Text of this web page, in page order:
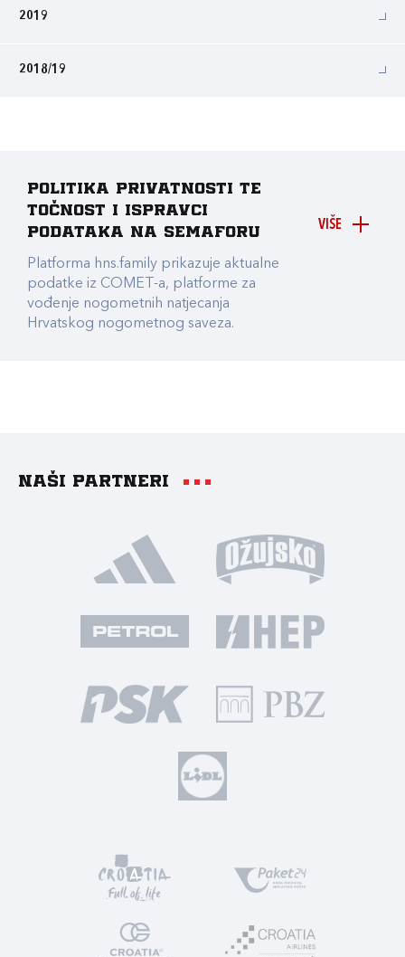
2019
2018/19
VIŠE
Politika privatnosti te
točnost i ispravci
podataka na Semaforu
Platforma hns.family prikazuje aktualne
podatke iz COMET-a, platforme za
vođenje nogometnih natjecanja
Hrvatskog nogometnog saveza.
Naši partneri